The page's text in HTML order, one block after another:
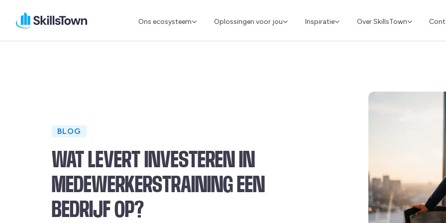
Ons ecosysteem Oplossingen voor jou Inspiratie Over SkillsTown
BLOG
WAT LEVERT INVESTEREN IN
MEDEWERKERSTRAINING EEN
BEDRIJF OP?